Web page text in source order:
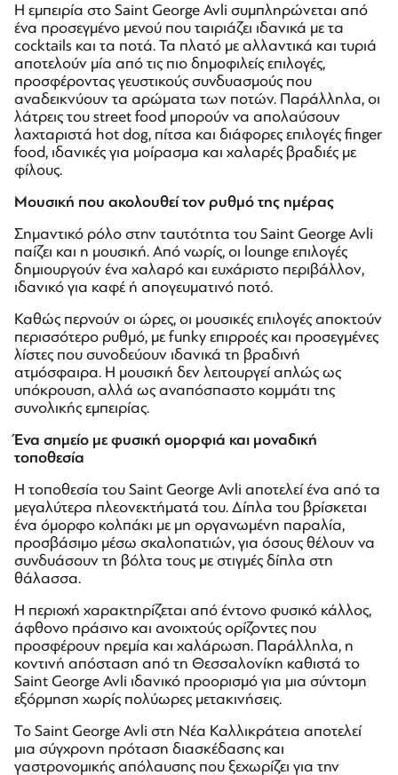
Η εμπειρία στο Saint George Avli συμπληρώνεται από
ένα προσεγμένο μενού που ταιριάζει ιδανικά με τα
cocktails και τα ποτά. Τα πλατό με αλλαντικά και τυριά
αποτελούν μία από τις πιο δημοφιλείς επιλογές,
προσφέροντας γευστικούς συνδυασμούς που
αναδεικνύουν τα αρώματα των ποτών. Παράλληλα, οι
λάτρεις του street food μπορούν να απολαύσουν
λαχταριστά hot dog, πίτσα και διάφορες επιλογές finger
food, ιδανικές για μοίρασμα και χαλαρές βραδιές με
φίλους.
Μουσική που ακολουθεί τον ρυθμό της ημέρας
Σημαντικό ρόλο στην ταυτότητα του Saint George Avli
παίζει και η μουσική. Από νωρίς, οι lounge επιλογές
δημιουργούν ένα χαλαρό και ευχάριστο περιβάλλον,
ιδανικό για καφέ ή απογευματινό ποτό.
Καθώς περνούν οι ώρες, οι μουσικές επιλογές αποκτούν
περισσότερο ρυθμό, με funky επιρροές και προσεγμένες
λίστες που συνοδεύουν ιδανικά τη βραδινή
ατμόσφαιρα. Η μουσική δεν λειτουργεί απλώς ως
υπόκρουση, αλλά ως αναπόσπαστο κομμάτι της
συνολικής εμπειρίας.
Ένα σημείο με φυσική ομορφιά και μοναδική
τοποθεσία
Η τοποθεσία του Saint George Avli αποτελεί ένα από τα
μεγαλύτερα πλεονεκτήματά του. Δίπλα του βρίσκεται
ένα όμορφο κολπάκι με μη οργανωμένη παραλία,
προσβάσιμο μέσω σκαλοπατιών, για όσους θέλουν να
συνδυάσουν τη βόλτα τους με στιγμές δίπλα στη
θάλασσα.
Η περιοχή χαρακτηρίζεται από έντονο φυσικό κάλλος,
άφθονο πράσινο και ανοιχτούς ορίζοντες που
προσφέρουν ηρεμία και χαλάρωση. Παράλληλα, η
κοντινή απόσταση από τη Θεσσαλονίκη καθιστά το
Saint George Avli ιδανικό προορισμό για μια σύντομη
εξόρμηση χωρίς πολύωρες μετακινήσεις.
Το Saint George Avli στη Νέα Καλλικράτεια αποτελεί
μια σύγχρονη πρόταση διασκέδασης και
γαστρονομικής απόλαυσης που ξεχωρίζει για την